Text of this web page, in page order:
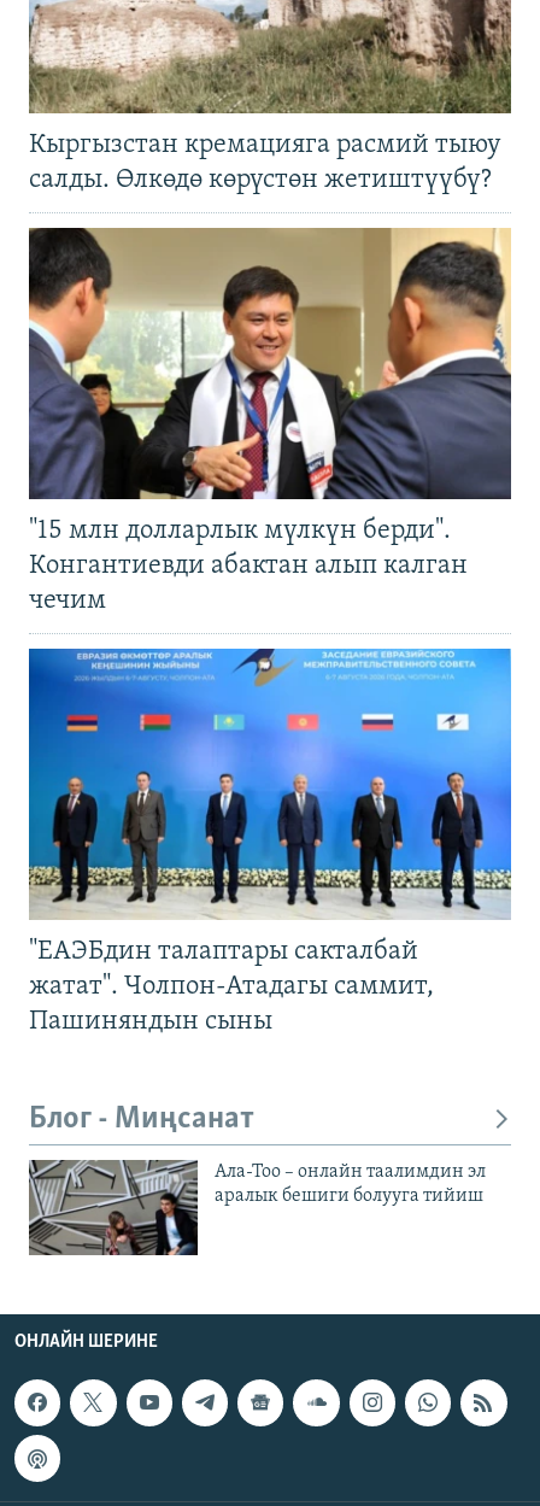
Кыргызстан кремацияга расмий тыюу
салды. Өлкөдө көрүстөн жетиштүүбү?
"15 млн долларлык мүлкүн берди".
Конгантиевди абактан алып калган
чечим
"ЕАЭБдин талаптары сакталбай
жатат". Чолпон-Атадагы саммит,
Пашиняндын сыны
Блог - Миңсанат
Ала-Тоо – онлайн таалимдин эл
аралык бешиги болууга тийиш
ОНЛАЙН ШЕРИНЕ